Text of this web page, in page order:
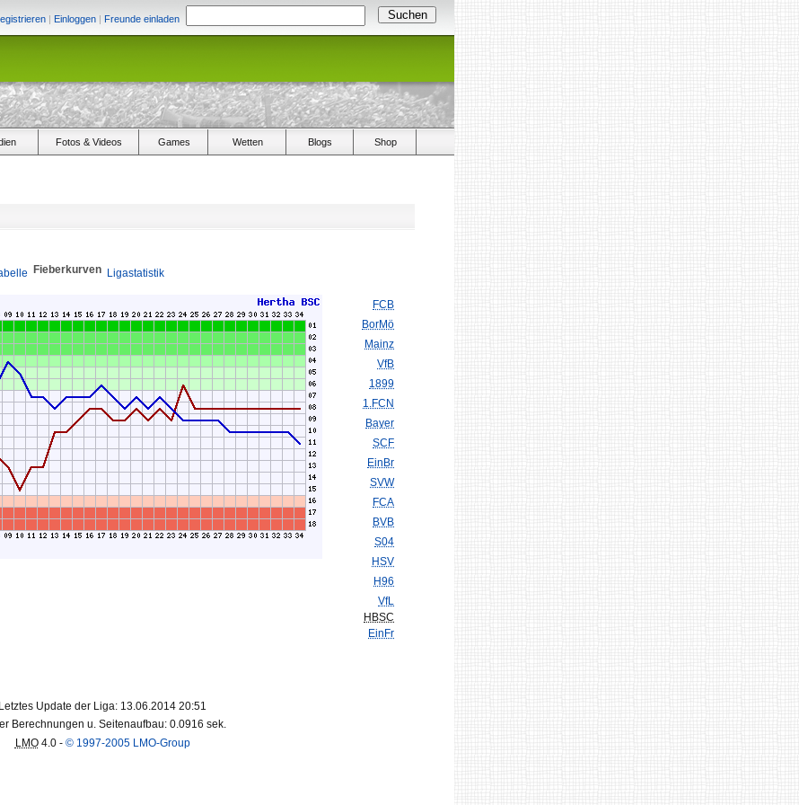
| Einloggen | Freunde einladen
Fotos & Videos Games Wetten Blogs Shop
Fieberkurven Ligastatistik
FCB
BorMö
Mainz
VfB
1899
1.FCN
Bayer
SCF
EinBr
SVW
FCA
BVB
S04
HSV
H96
VfL
HBSC
EinFr
Letztes Update der Liga: 13.06.2014 20:51
Berechnungen u. Seitenaufbau: 0.0916 sek.
LMO4.0 - © 1997-2005 LMO-Group